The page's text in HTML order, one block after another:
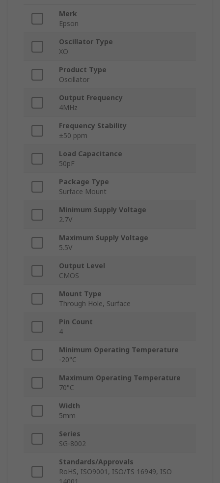
Merk
Epson
Oscillator Type
XO
Product Type
Oscillator
Output Frequency
4MHz
Frequency Stability
±50 ppm
Load Capacitance
50pF
Package Type
Surface Mount
Minimum Supply Voltage
2.7V
Maximum Supply Voltage
5.5V
Output Level
CMOS
Mount Type
Through Hole, Surface
Pin Count
4
Minimum Operating Temperature
-20°C
Maximum Operating Temperature
70°C
Width
5mm
Series
SG-8002
Standards/Approvals
RoHS, ISO9001, ISO/TS 16949, ISO